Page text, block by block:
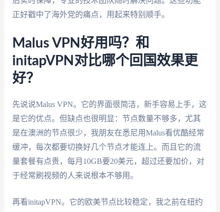
正好戳中了海外党的痛点，用起来特别顺手。
Malus VPN好用吗？和
initapVPN对比哪个回国效果更
好？
先说说Malus VPN。它的界面很简洁，新手容易上手，这
是它的优点。但缺点也很明显：节点数量不够多，尤其
是在澳洲的节点很少，我朋友在悉尼用Malus看优酷经常
缓冲，每次都要切换好几个节点才能连上。而且它的流
量套餐有点贵，每月10GB要20美元，超过还要加价，对
于经常刷视频的人来说根本不够用。
再看initapVPN。它的欧美节点比较稳定，我之前在纽约